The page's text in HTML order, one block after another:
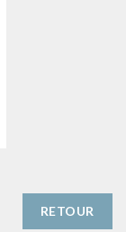
RETOUR